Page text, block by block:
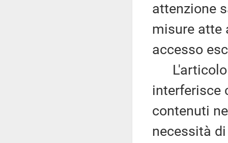
attenzione
misure atte
accesso
L'articolo
interferisce
contenuti
necessità